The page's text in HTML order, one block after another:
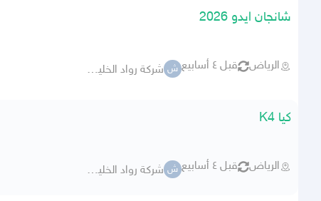
شانجان ايدو 2026
الرياض قبل ٤ أسابيع ش شركة رواد الخليج للسيارات
كيا K4
الرياض قبل ٤ أسابيع ش شركة رواد الخليج للسيارات